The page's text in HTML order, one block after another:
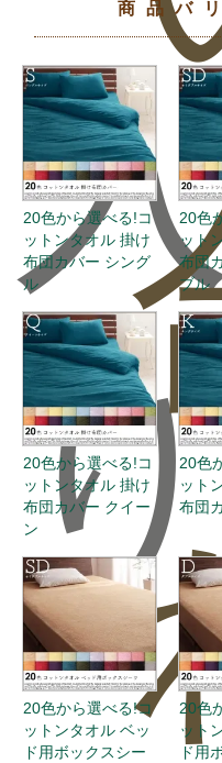
商品バ
20色から選べる!コ
ットンタオル 掛け
布団カバー シング
ル
20色
ット
布団
ブル
20色から選べる!コ
ットンタオル 掛け
布団カバー クイー
ン
20色
ット
布団
20色から選べる!コ
ットンタオル ベッ
ド用ボックスシー
20色
ット
ド用